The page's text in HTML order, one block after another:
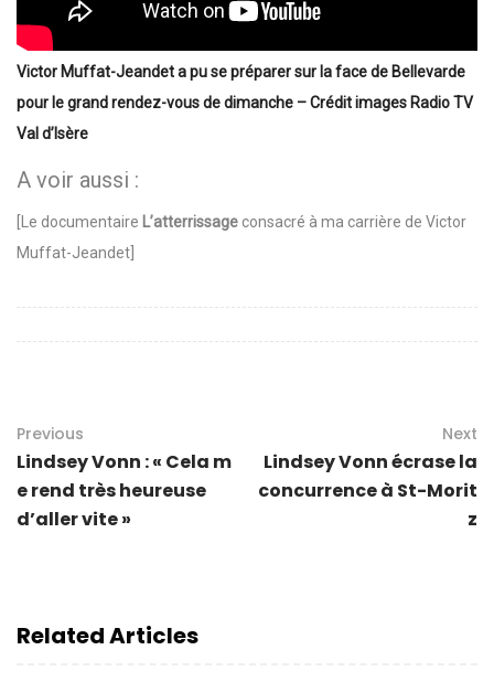
Victor Muffat-Jeandet a pu se préparer sur la face de Bellevarde
pour le grand rendez-vous de dimanche – Crédit images Radio TV
Val d’Isère
A voir aussi :
[Le documentaire L’atterrissage consacré à ma carrière de Victor
Muffat-Jeandet]
Previous
Lindsey Vonn : « Cela m
e rend très heureuse
d’aller vite »
Next
Lindsey Vonn écrase la
concurrence à St-Morit
z
Related Articles